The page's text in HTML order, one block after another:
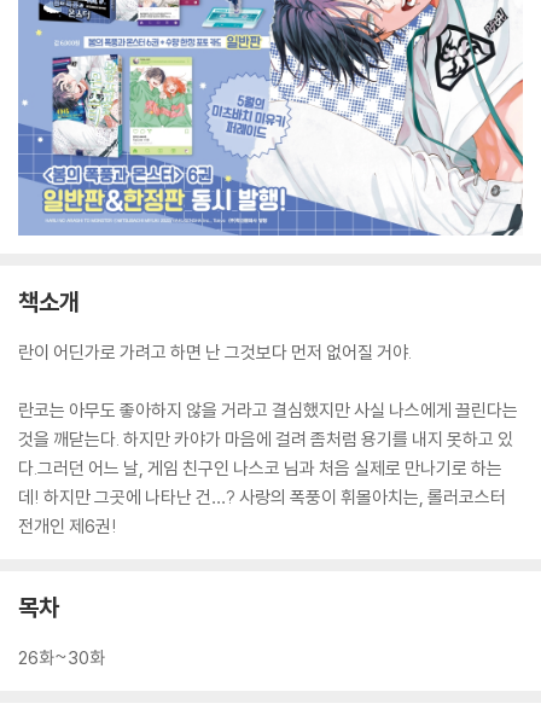
책소개
란이 어딘가로 가려고 하면 난 그것보다 먼저 없어질 거야.
란코는 아무도 좋아하지 않을 거라고 결심했지만 사실 나스에게 끌린다는
것을 깨닫는다. 하지만 카야가 마음에 걸려 좀처럼 용기를 내지 못하고 있
다.그러던 어느 날, 게임 친구인 나스코 님과 처음 실제로 만나기로 하는
데! 하지만 그곳에 나타난 건…? 사랑의 폭풍이 휘몰아치는, 롤러코스터
전개인 제6권!
목차
26화~30화